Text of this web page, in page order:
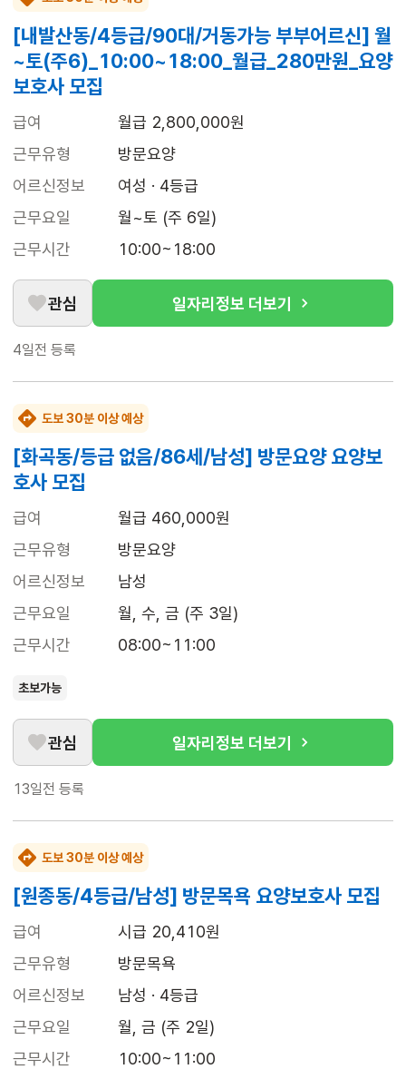
[내발산동/4등급/90대/거동가능 부부어르신] 월
~토(주6)_10:00~18:00_월급_280만원_요양
보호사 모집
급여
월급 2,800,000원
근무유형
방문요양
어르신정보
여성 · 4등급
근무요일
월~토 (주 6일)
근무시간
10:00~18:00
관심 일자리정보 더보기
4일전 등록
도보 30분 이상 예상
[화곡동/등급 없음/86세/남성] 방문요양 요양보
호사 모집
급여
월급 460,000원
근무유형
방문요양
어르신정보
남성
근무요일
월, 수, 금 (주 3일)
근무시간
08:00~11:00
초보가능
관심 일자리정보 더보기
13일전 등록
도보 30분 이상 예상
[원종동/4등급/남성] 방문목욕 요양보호사 모집
급여
시급 20,410원
근무유형
방문목욕
어르신정보
남성 · 4등급
근무요일
월, 금 (주 2일)
근무시간
10:00~11:00